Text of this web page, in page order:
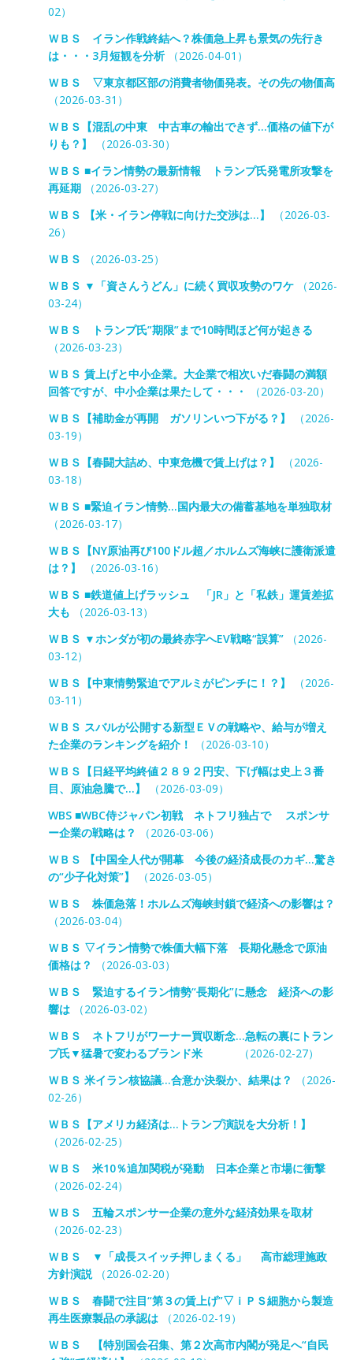
02）
ＷＢＳ イラン作戦終結へ？株価急上昇も景気の先行き
は・・・3月短観を分析（2026-04-01）
ＷＢＳ ▽東京都区部の消費者物価発表。その先の物価高
（2026-03-31）
ＷＢＳ【混乱の中東 中古車の輸出できず…価格の値下が
りも？】
（2026-03-30）
ＷＢＳ ■イラン情勢の最新情報 トランプ氏発電所攻撃を
再延期（2026-03-27）
ＷＢＳ 【米・イラン停戦に向けた交渉は…】
（2026-03-
26）
ＷＢＳ
（2026-03-25）
ＷＢＳ ▼「資さんうどん」に続く買収攻勢のワケ（2026-
03-24）
ＷＢＳ トランプ氏”期限”まで10時間ほど何が起きる
（2026-03-23）
ＷＢＳ 賃上げと中小企業。大企業で相次いだ春闘の満額
回答ですが、中小企業は果たして・・・
（2026-03-20）
ＷＢＳ【補助金が再開 ガソリンいつ下がる？】
（2026-
03-19）
ＷＢＳ【春闘大詰め、中東危機で賃上げは？】
（2026-
03-18）
ＷＢＳ ■緊迫イラン情勢…国内最大の備蓄基地を単独取材
（2026-03-17）
ＷＢＳ【NY原油再び100ドル超／ホルムズ海峡に護衛派遣
は？】
（2026-03-16）
ＷＢＳ ■鉄道値上げラッシュ 「JR」と「私鉄」運賃差拡
大も （2026-03-13）
ＷＢＳ ▼ホンダが初の最終赤字へEV戦略“誤算”（2026-
03-12）
ＷＢＳ【中東情勢緊迫でアルミがピンチに！？】
（2026-
03-11）
ＷＢＳ スバルが公開する新型ＥＶの戦略や、給与が増え
た企業のランキングを紹介！
（2026-03-10）
ＷＢＳ【日経平均終値２８９２円安、下げ幅は史上３番
目、原油急騰で…】
（2026-03-09）
WBS ■WBC侍ジャパン初戦 ネトフリ独占で スポンサ
ー企業の戦略は？
（2026-03-06）
ＷＢＳ 【中国全人代が開幕 今後の経済成長のカギ…驚き
の“少子化対策”】
（2026-03-05）
ＷＢＳ 株価急落！ホルムズ海峡封鎖で経済への影響は？
（2026-03-04）
ＷＢＳ ▽イラン情勢で株価大幅下落 長期化懸念で原油
価格は？
（2026-03-03）
ＷＢＳ 緊迫するイラン情勢“長期化”に懸念 経済への影
響は（2026-03-02）
ＷＢＳ ネトフリがワーナー買収断念…急転の裏にトラン
プ氏▼猛暑で変わるブランド米
（2026-02-27）
ＷＢＳ 米イラン核協議…合意か決裂か、結果は？
（2026-
02-26）
ＷＢＳ【アメリカ経済は…トランプ演説を大分析！】
（2026-02-25）
ＷＢＳ 米10％追加関税が発動 日本企業と市場に衝撃
（2026-02-24）
ＷＢＳ 五輪スポンサー企業の意外な経済効果を取材
（2026-02-23）
ＷＢＳ ▼「成長スイッチ押しまくる」 高市総理施政
方針演説（2026-02-20）
ＷＢＳ 春闘で注目“第３の賃上げ”▽ｉＰＳ細胞から製造
再生医療製品の承認は（2026-02-19）
ＷＢＳ 【特別国会召集、第２次高市内閣が発足へ“自民